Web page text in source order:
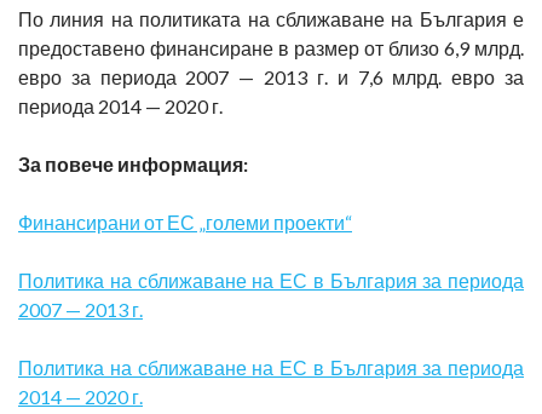
По линия на политиката на сближаване на България е
предоставено финансиране в размер от близо 6,9 млрд.
евро за периода 2007 — 2013 г. и 7,6 млрд. евро за
периода 2014 — 2020 г.
За повече информация:
Финансирани от ЕС „големи проекти“
Политика на сближаване на ЕС в България за периода
2007 — 2013 г.
Политика на сближаване на ЕС в България за периода
2014 — 2020 г.